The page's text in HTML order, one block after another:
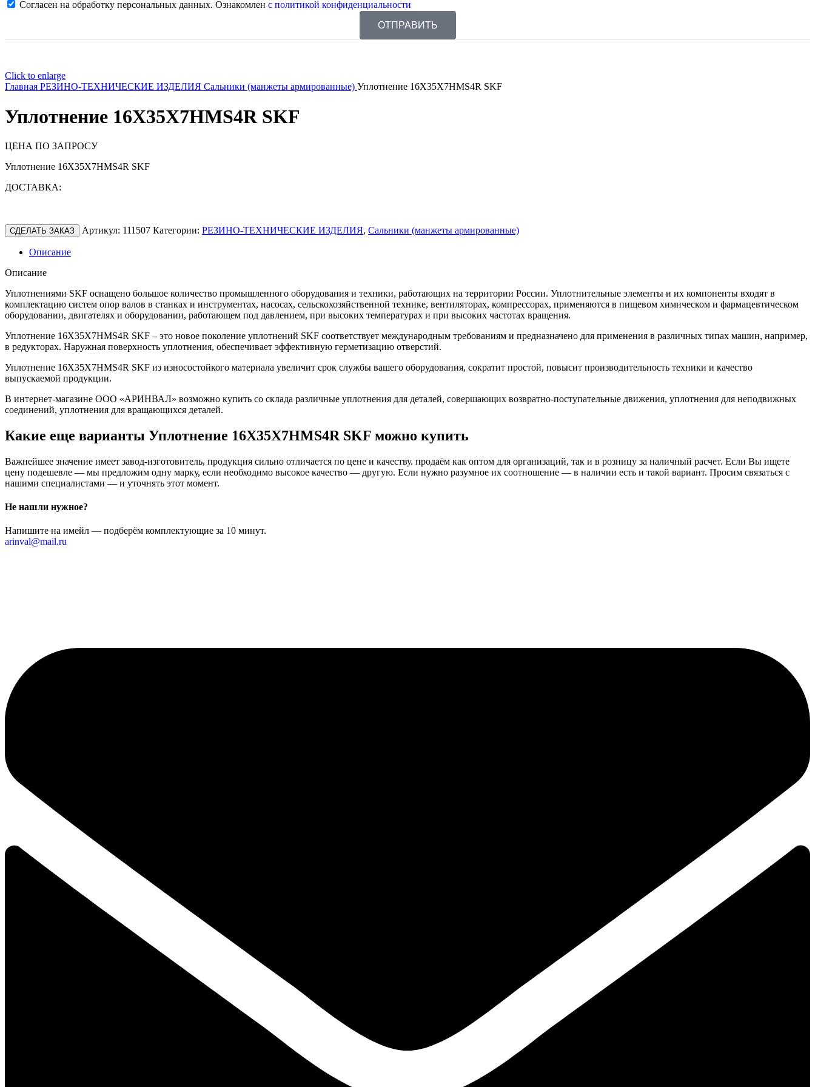
Согласен на обработку персональных данных. Ознакомлен с политикой конфиденциальности
ОТПРАВИТЬ
Click to enlarge
Главная РЕЗИНО-ТЕХНИЧЕСКИЕ ИЗДЕЛИЯ Сальники (манжеты армированные) Уплотнение 16X35X7HMS4R SKF
Уплотнение 16X35X7HMS4R SKF
ЦЕНА ПО ЗАПРОСУ
Уплотнение 16X35X7HMS4R SKF
ДОСТАВКА:
СДЕЛАТЬ ЗАКАЗ Артикул: 111507 Категории: РЕЗИНО-ТЕХНИЧЕСКИЕ ИЗДЕЛИЯ, Сальники (манжеты армированные)
Описание
Описание
Уплотнениями SKF оснащено большое количество промышленного оборудования и техники, работающих на территории России. Уплотнительные элементы и их компоненты входят в
комплектацию систем опор валов в станках и инструментах, насосах, сельскохозяйственной технике, вентиляторах, компрессорах, применяются в пищевом химическом и фармацевтическом
оборудовании, двигателях и оборудовании, работающем под давлением, при высоких температурах и при высоких частотах вращения.
Уплотнение 16X35X7HMS4R SKF – это новое поколение уплотнений SKF соответствует международным требованиям и предназначено для применения в различных типах машин, например,
в редукторах. Наружная поверхность уплотнения, обеспечивает эффективную герметизацию отверстий.
Уплотнение 16X35X7HMS4R SKF из износостойкого материала увеличит срок службы вашего оборудования, сократит простой, повысит производительность техники и качество
выпускаемой продукции.
В интернет-магазине ООО «АРИНВАЛ» возможно купить со склада различные уплотнения для деталей, совершающих возвратно-поступательные движения, уплотнения для неподвижных
соединений, уплотнения для вращающихся деталей.
Какие еще варианты Уплотнение 16X35X7HMS4R SKF можно купить
Важнейшее значение имеет завод-изготовитель, продукция сильно отличается по цене и качеству. продаём как оптом для организаций, так и в розницу за наличный расчет. Если Вы ищете
цену подешевле — мы предложим одну марку, если необходимо высокое качество — другую. Если нужно разумное их соотношение — в наличии есть и такой вариант. Просим связаться с
нашими специалистами — и уточнять этот момент.
Не нашли нужное?
Напишите на имейл — подберём комплектующие за 10 минут.
arinval@mail.ru